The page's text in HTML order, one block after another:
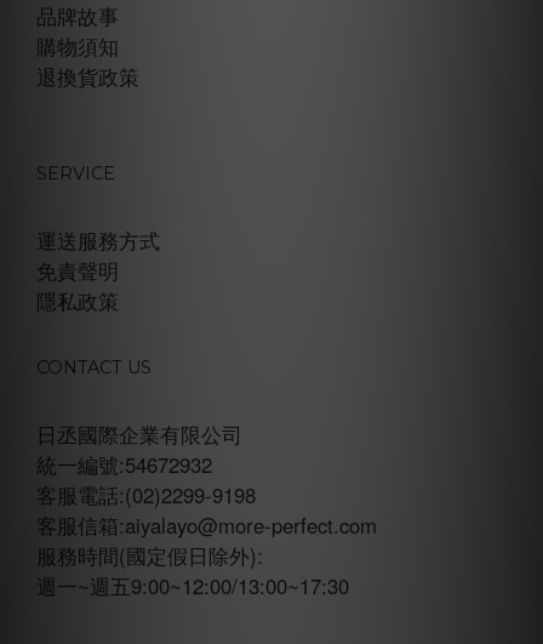
品牌故事
購物須知
退換貨政策
SERVICE
運送服務方式
免責聲明
隱私政策
CONTACT US
日丞國際企業有限公司
統一編號:54672932
客服電話:(02)2299-9198
客服信箱:aiyalayo@more-perfect.com
服務時間(國定假日除外):
週一~週五9:00~12:00/13:00~17:30